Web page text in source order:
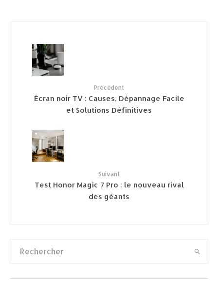
Précédent
Écran noir TV : Causes, Dépannage Facile
et Solutions Définitives
Suivant
Test Honor Magic 7 Pro : le nouveau rival
des géants